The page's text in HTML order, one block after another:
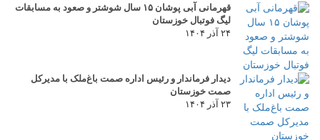
قهرمانی آبی پوشان ۱۵ سال شوشتر و صعود به مسابقات
لیگ فوتبال خوزستان
۲۴ آذر ۱۴۰۴
دیدار فرماندار و رئیس اداره صمت باغ‌ملک با مدیرکل
صمت خوزستان
۲۳ آذر ۱۴۰۴